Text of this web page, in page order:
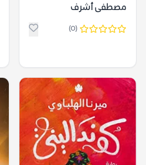
مصطفى أشرف
(0)